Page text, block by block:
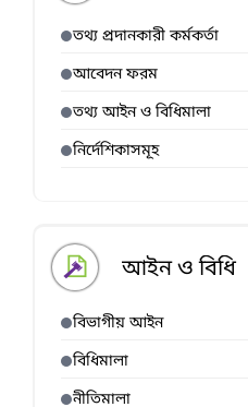
তথ্য প্রদানকারী কর্মকর্তা
আবেদন ফরম
তথ্য আইন ও বিধিমালা
নির্দেশিকাসমূহ
আইন ও বিধি
বিভাগীয় আইন
বিধিমালা
নীতিমালা